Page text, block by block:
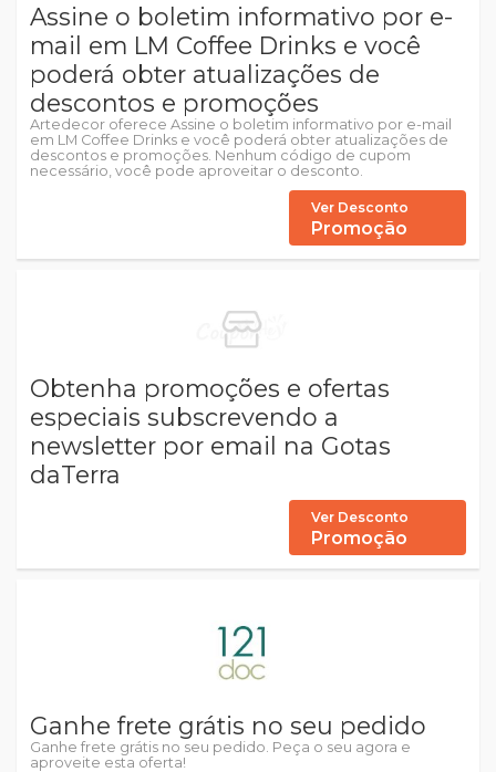
Assine o boletim informativo por e-
mail em LM Coffee Drinks e você
poderá obter atualizações de
descontos e promoções
Artedecor oferece Assine o boletim informativo por e-mail
em LM Coffee Drinks e você poderá obter atualizações de
descontos e promoções. Nenhum código de cupom
necessário, você pode aproveitar o desconto.
Ver Desconto
Promoção
Obtenha promoções e ofertas
especiais subscrevendo a
newsletter por email na Gotas
daTerra
Ver Desconto
Promoção
Ganhe frete grátis no seu pedido
Ganhe frete grátis no seu pedido. Peça o seu agora e
aproveite esta oferta!